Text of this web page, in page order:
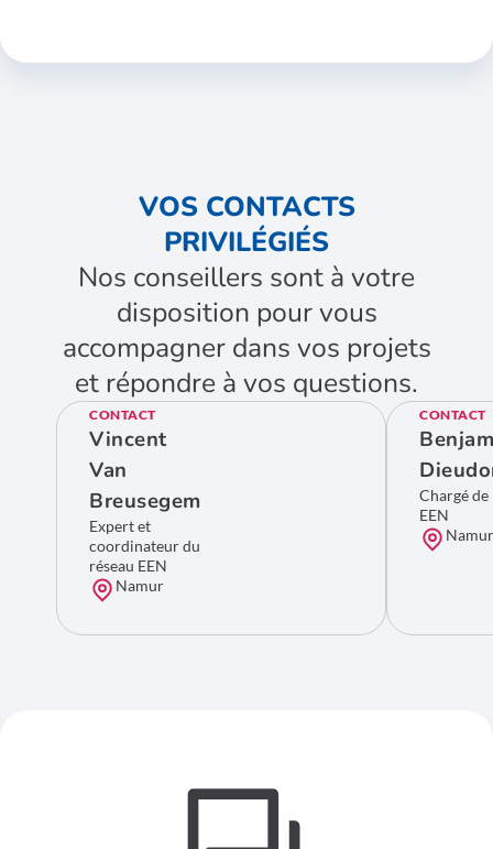
les règles REACH,
une information sur les financements européens,
l’organisation de B2B, de missions technologiques, de
séminaires et de webinaires.
VOS CONTACTS
PRIVILÉGIÉS
Nos conseillers sont à votre
disposition pour vous
accompagner dans vos projets
et répondre à vos questions.
CONTACT
Vincent
Van
Breusegem
Expert et
coordinateur du
réseau EEN
Namur
CONTACT
Chargé
EEN